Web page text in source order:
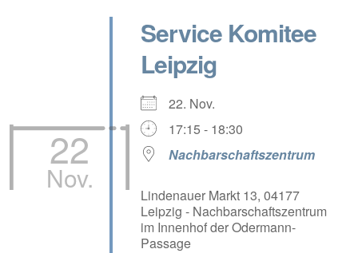
22
Nov.
Service Komitee
Leipzig
22. Nov.
17:15 - 18:30
Nachbarschaftszentrum
Lindenauer Markt 13, 04177
Leipzig - Nachbarschaftszentrum
im Innenhof der Odermann-
Passage